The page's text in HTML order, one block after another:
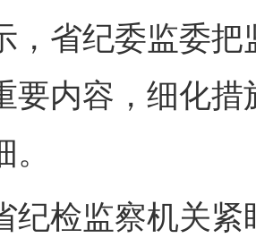
，省纪委监委
要内容，细化
检监察机关紧